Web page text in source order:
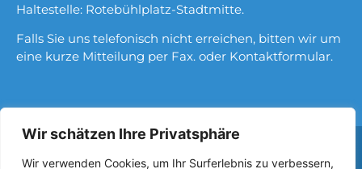
Wir schätzen Ihre Privatsphäre
Wir verwenden Cookies, um Ihr Surferlebnis zu verbessern,
Haltestelle: Rotebühlplatz-Stadtmitte.
Falls Sie uns telefonisch nicht erreichen, bitten wir um
eine kurze Mitteilung per Fax. oder Kontaktformular.